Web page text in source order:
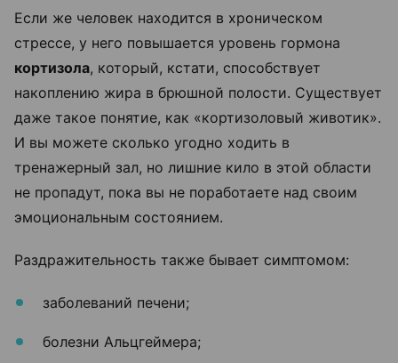
Если же человек находится в хроническом
стрессе, у него повышается уровень гормона
кортизола, который, кстати, способствует
накоплению жира в брюшной полости. Существует
даже такое понятие, как «кортизоловый животик».
И вы можете сколько угодно ходить в
тренажерный зал, но лишние кило в этой области
не пропадут, пока вы не поработаете над своим
эмоциональным состоянием.
Раздражительность также бывает симптомом:
заболеваний печени;
болезни Альцгеймера;